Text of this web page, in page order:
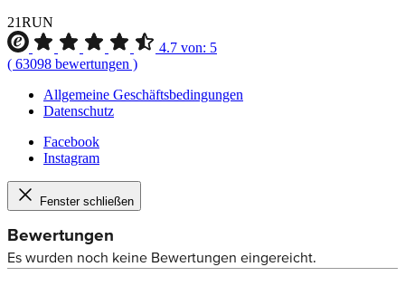
21RUN
4.7 von: 5
( 63098 bewertungen )
Allgemeine Geschäftsbedingungen
Datenschutz
Facebook
Instagram
Fenster schließen